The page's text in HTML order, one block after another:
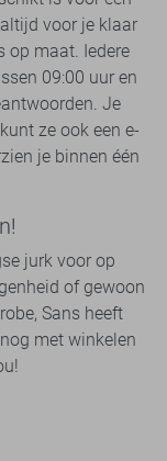
voor je klaar
op maat. Iedere
09:00 uur en
Je
ze ook een e-
je binnen één
jurk voor op
of gewoon
Sans heeft
met winkelen